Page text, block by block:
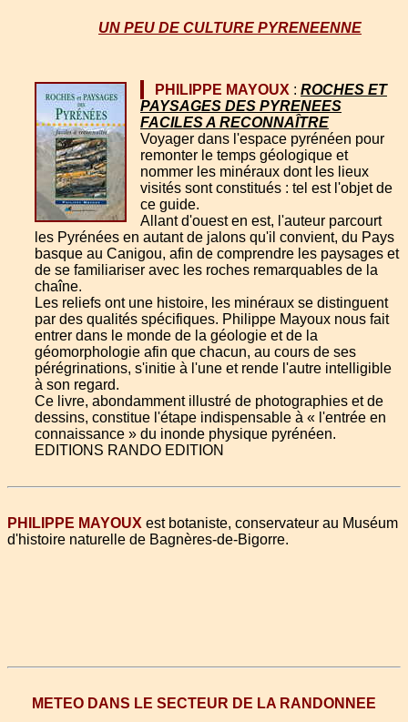
UN PEU DE CULTURE PYRENEENNE
PHILIPPE MAYOUX : ROCHES ET
PAYSAGES DES PYRENEES
FACILES A RECONNAÎTRE
Voyager dans l'espace pyrénéen pour
remonter le temps géologique et
nommer les minéraux dont les lieux
visités sont constitués : tel est l'objet de
ce guide.
Allant d'ouest en est, l'auteur parcourt
les Pyrénées en autant de jalons qu'il convient, du Pays
basque au Canigou, afin de comprendre les paysages et
de se familiariser avec les roches remarquables de la
chaîne.
Les reliefs ont une histoire, les minéraux se distinguent
par des qualités spécifiques. Philippe Mayoux nous fait
entrer dans le monde de la géologie et de la
géomorphologie afin que chacun, au cours de ses
pérégrinations, s'initie à l'une et rende l'autre intelligible
à son regard.
Ce livre, abondamment illustré de photographies et de
dessins, constitue l'étape indispensable à « l'entrée en
connaissance » du inonde physique pyrénéen.
EDITIONS RANDO EDITION
PHILIPPE MAYOUX est botaniste, conservateur au Muséum
d'histoire naturelle de Bagnères-de-Bigorre.
METEO DANS LE SECTEUR DE LA RANDONNEE